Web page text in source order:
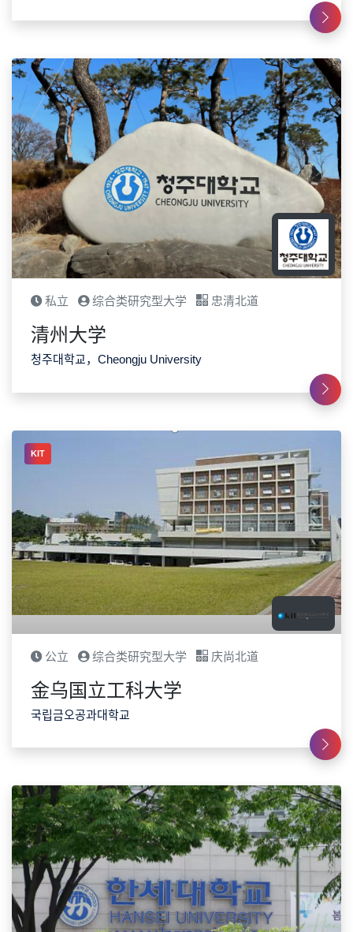
私立 综合类研究型大学 忠清北道
清州大学
청주대학교，Cheongju University
KIT
公立 综合类研究型大学 庆尚北道
金乌国立工科大学
국립금오공과대학교